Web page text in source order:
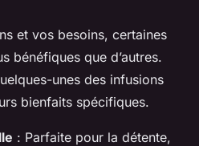
et vos besoins, certaines
bénéfiques que d’autres.
unes des infusions
bienfaits spécifiques.
: Parfaite pour la détente,